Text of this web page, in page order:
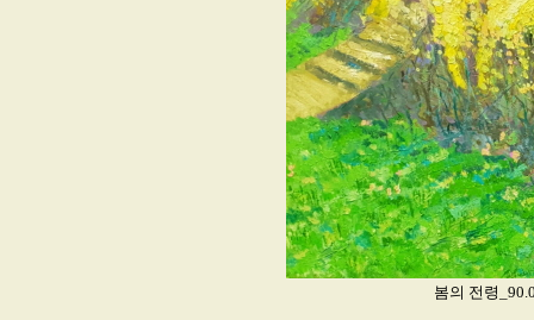
봄의 전령